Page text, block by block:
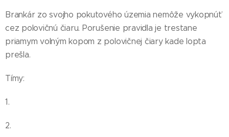
Brankár zo svojho pokutového územia nemôže vykopnúť
cez polovičnú čiaru. Porušenie pravidla je trestane
priamym volným kopom z polovičnej čiary kade lopta
prešla.
Tímy:
1.
2.